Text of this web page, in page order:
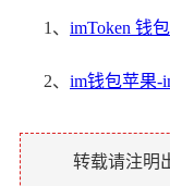
1、 imToken 钱
2、 im钱包苹果-
转载请注明